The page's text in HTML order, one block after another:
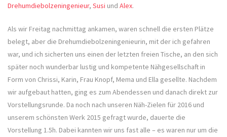
Drehumdiebolzeningenieur, Susi und Alex.
Als wir Freitag nachmittag ankamen, waren schnell die ersten Plätze
belegt, aber die Drehumdiebolzeningenieurin, mit der ich gefahren
war, und ich sicherten uns einen der letzten freien Tische, an den sich
später noch wunderbar lustig und kompetente Nähgesellschaft in
Form von Chrissi, Karin, Frau Knopf, Mema und Ella gesellte. Nachdem
wir aufgebaut hatten, ging es zum Abendessen und danach direkt zur
Vorstellungsrunde. Da noch nach unseren Näh-Zielen für 2016 und
unserem schönsten Werk 2015 gefragt wurde, dauerte die
Vorstellung 1.5h. Dabei kannten wir uns fast alle – es waren nur um die